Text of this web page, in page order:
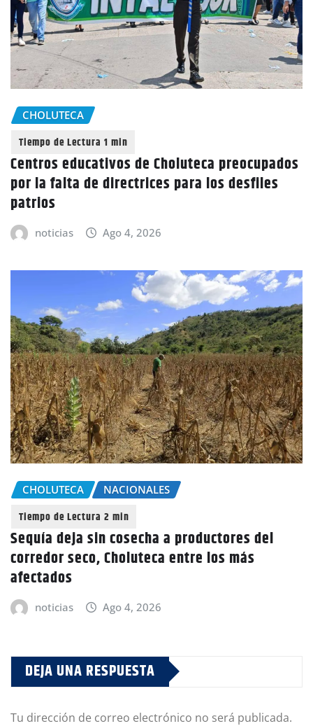
CHOLUTECA
Centros educativos de Choluteca preocupados
por la falta de directrices para los desfiles
patrios
noticias Ago 4, 2026
CHOLUTECA NACIONALES
Sequía deja sin cosecha a productores del
corredor seco, Choluteca entre los más
afectados
noticias Ago 4, 2026
DEJA UNA RESPUESTA
Tu dirección de correo electrónico no será publicada.